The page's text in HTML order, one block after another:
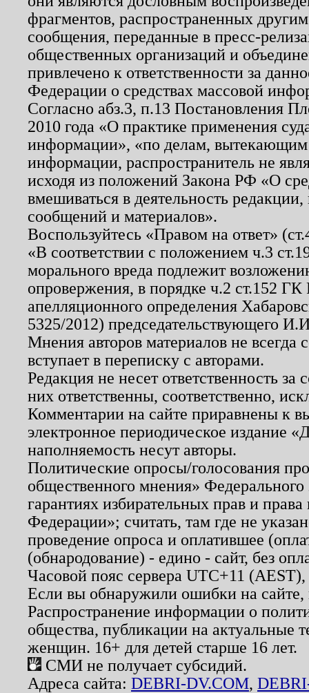
фрагментов, распространенных
сообщения, переданные в пресс-
общественных организаций и
привлечено к ответственности за
Федерации о средствах массовой
Согласно абз.3, п.13 Постановления
2010 года «О практике применения
информации», «по делам, вытекающим
информации, распространитель не
исходя из положений Закона РФ «О
вмешиваться в деятельность
сообщений и материалов».
Воспользуйтесь «Правом на ответ»
«В соответствии с положением ч.3
морального вреда подлежит
опровержения, в порядке ч.2 ст.152
апелляционного определения
5325/2012) председательствующего
Мнения авторов материалов не
вступает в переписку с авторами.
Редакция не несет ответственность
них ответственны, соответственно,
Комментарии на сайте приравнены к
электронное периодическое издание
наполняемость несут авторы.
Политические опросы/голосования
общественного мнения»
гарантиях избирательных прав и
Федерации»; считать, там где не
проведение опроса и оплатившее
(обнародование) - едино - сайт, без
Часовой пояс сервера UTC+11
Если вы обнаружили ошибки на
Распространение информации о
общества, публикации на актуальные
женщин. 16+ для детей старше 16 лет.
СМИ не получает субсидий.
Адреса сайта: DEBRI-DV.COM,